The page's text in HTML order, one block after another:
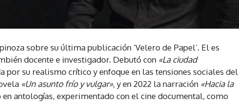
sobre su última publicación ‘Velero de Papel’. El es
docente e investigador. Debutó con «La ciudad
por su realismo crítico y enfoque en las tensiones sociales del
«Un asunto frío y vulgar», y en 2022 la narración «Hacia la
antologías, experimentado con el cine documental, como